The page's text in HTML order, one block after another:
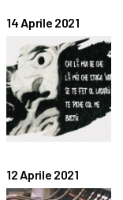
14 Aprile 2021
12 Aprile 2021